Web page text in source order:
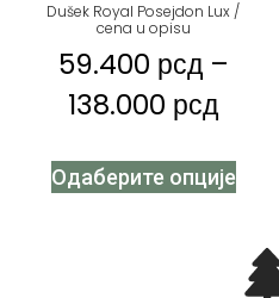
Dušek Royal Posejdon Lux /
cena u opisu
59.400 рсд –
138.000 рсд
Одаберите опције